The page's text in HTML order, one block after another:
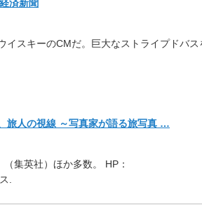
済新聞
イスキーのCMだ。 巨大なストライプドバス
旅人の視線 ～写真家が語る旅写真 …
（集英社）ほか多数。 HP：
.